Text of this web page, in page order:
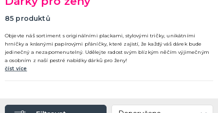
Dárky s potiskem
Nafukování balónků
Půjčovna kostýmů
Tabulky velikostí
Valentýnské hry
PÁLENÍ ČARODEJNIC
Čarodejnické klobouky
85 produktů
Objevte náš sortiment s originálními plackami, stylovými tričky, unikátními
hrníčky a krásnými papírovými přáníčky, které zajistí, že každý váš dárek bude
jedinečný a nezapomenutelný. Udělejte radost svým blízkým něčím výjimečným
a osobním z naší pestré nabídky dárků pro ženy!
číst více